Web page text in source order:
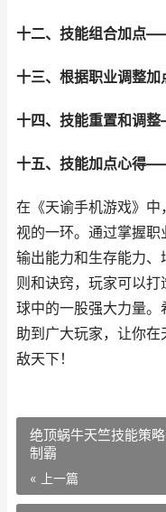
十二、技能组合加点
十三、根据职业调整
十四、技能重置和调
十五、技能加点心得
在《天谕手机游戏》
视的一环。通过掌握
输出能力和生存能力
则和诀窍，玩家可以
球中的一股强大力量
助到广大玩家，让你
敌天下！
绝顶蜗牛天竺技能策
制霸
« 上一篇